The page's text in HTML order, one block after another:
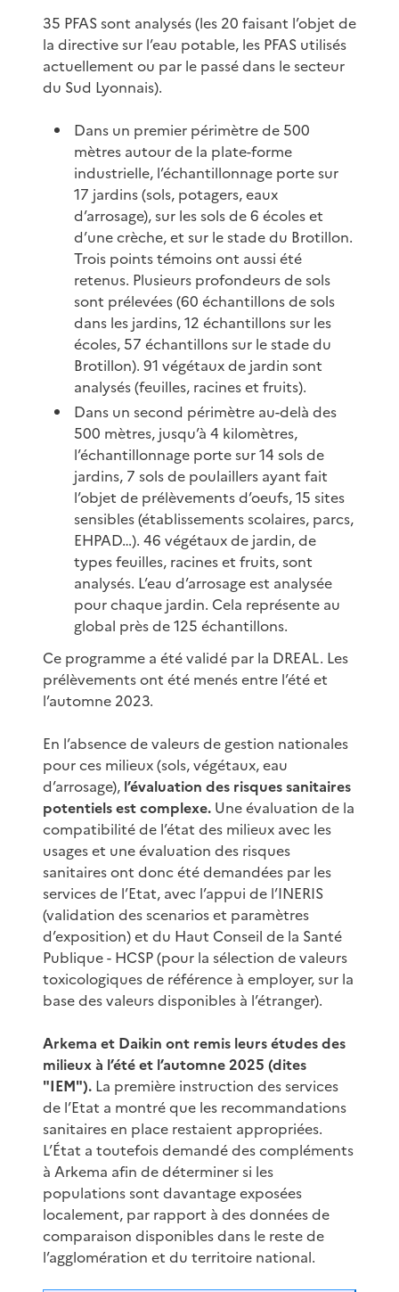
35 PFAS sont analysés (les 20 faisant l’objet de
la directive sur l’eau potable, les PFAS utilisés
actuellement ou par le passé dans le secteur
du Sud Lyonnais).
Dans un premier périmètre de 500
mètres autour de la plate-forme
industrielle, l’échantillonnage porte sur
17 jardins (sols, potagers, eaux
d’arrosage), sur les sols de 6 écoles et
d’une crèche, et sur le stade du Brotillon.
Trois points témoins ont aussi été
retenus. Plusieurs profondeurs de sols
sont prélevées (60 échantillons de sols
dans les jardins, 12 échantillons sur les
écoles, 57 échantillons sur le stade du
Brotillon). 91 végétaux de jardin sont
analysés (feuilles, racines et fruits).
Dans un second périmètre au-delà des
500 mètres, jusqu’à 4 kilomètres,
l’échantillonnage porte sur 14 sols de
jardins, 7 sols de poulaillers ayant fait
l’objet de prélèvements d’oeufs, 15 sites
sensibles (établissements scolaires, parcs,
EHPAD…). 46 végétaux de jardin, de
types feuilles, racines et fruits, sont
analysés. L’eau d’arrosage est analysée
pour chaque jardin. Cela représente au
global près de 125 échantillons.
Ce programme a été validé par la DREAL. Les
prélèvements ont été menés entre l’été et
l’automne 2023.
En l’absence de valeurs de gestion nationales
pour ces milieux (sols, végétaux, eau
d’arrosage), l’évaluation des risques sanitaires
potentiels est complexe. Une évaluation de la
compatibilité de l’état des milieux avec les
usages et une évaluation des risques
sanitaires ont donc été demandées par les
services de l’Etat, avec l’appui de l’INERIS
(validation des scenarios et paramètres
d’exposition) et du Haut Conseil de la Santé
Publique - HCSP (pour la sélection de valeurs
toxicologiques de référence à employer, sur la
base des valeurs disponibles à l’étranger).
Arkema et Daikin ont remis leurs études des
milieux à l’été et l’automne 2025 (dites
"IEM"). La première instruction des services
de l’Etat a montré que les recommandations
sanitaires en place restaient appropriées.
L’État a toutefois demandé des compléments
à Arkema afin de déterminer si les
populations sont davantage exposées
localement, par rapport à des données de
comparaison disponibles dans le reste de
l’agglomération et du territoire national.